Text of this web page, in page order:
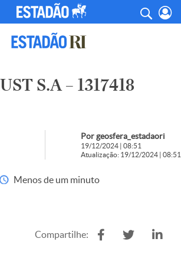
S.A – 1317418
Por geosfera_estadaori
19/12/2024 | 08:51
Atualização: 19/12/2024 | 08:51
Menos de um minuto
Compartilhe: